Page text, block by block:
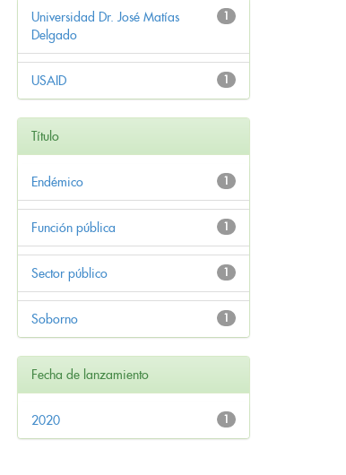
1
Universidad Dr. José Matías
Delgado
1
USAID
Título
1
Endémico
1
Función pública
1
Sector público
1
Soborno
Fecha de lanzamiento
1
2020